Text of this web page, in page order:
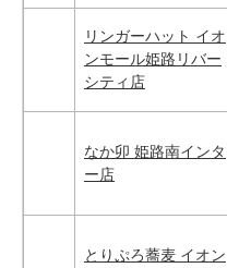
リンガーハット イオ
ンモール姫路リバー
シティ店
なか卯 姫路南インタ
ー店
とりぷろ蕎麦 イオン